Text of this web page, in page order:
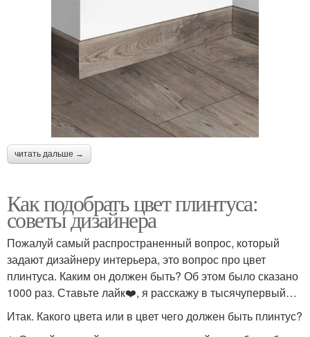
читать дальше →
Как подобрать цвет плинтуса:
советы дизайнера
Пожалуй самый распространенный вопрос, который
задают дизайнеру интерьера, это вопрос про цвет
плинтуса. Каким он должен быть? Об этом было сказано
1000 раз. Ставьте лайк❤️, я расскажу в тысячупервый…
Итак. Какого цвета или в цвет чего должен быть плинтус?